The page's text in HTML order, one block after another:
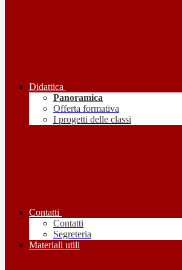
Didattica
Panoramica
Offerta formativa
I progetti delle classi
Contatti
Contatti
Segreteria
Materiali utili